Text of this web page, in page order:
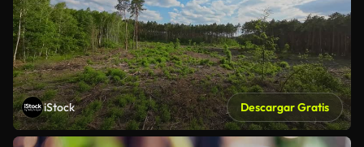
iStock Descargar Gratis